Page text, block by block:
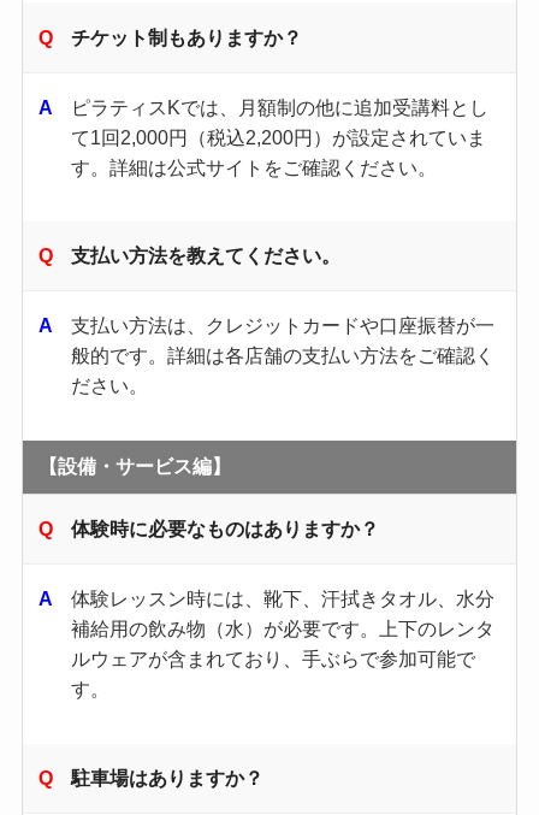
チケット制もありますか？
ピラティスKでは、月額制の他に追加受講料とし
て1回2,000円（税込2,200円）が設定されていま
す。​詳細は公式サイトをご確認ください。 ​
支払い方法を教えてください。
支払い方法は、クレジットカードや口座振替が一
般的です。​詳細は各店舗の支払い方法をご確認く
ださい。​
【設備・サービス編】
体験時に必要なものはありますか？
体験レッスン時には、靴下、汗拭きタオル、水分
補給用の飲み物（水）が必要です。​上下のレンタ
ルウェアが含まれており、手ぶらで参加可能で
す。 ​
駐車場はありますか？